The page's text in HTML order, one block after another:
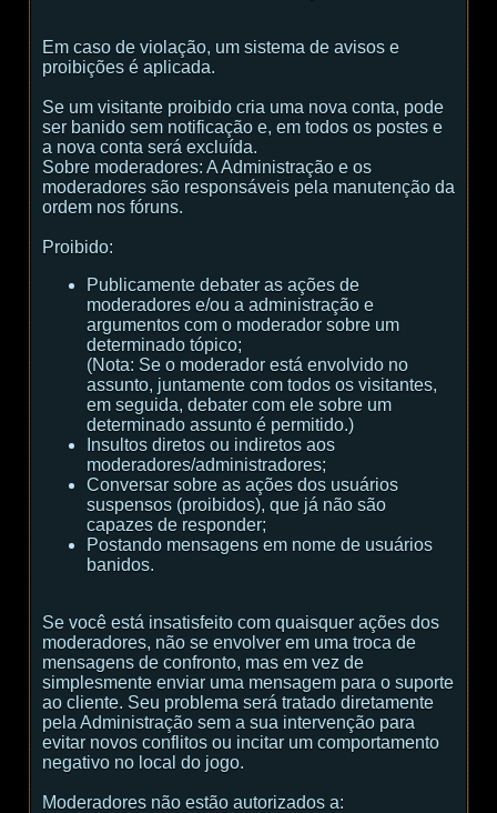
Em caso de violação, um sistema de avisos e
proibições é aplicada.
Se um visitante proibido cria uma nova conta, pode
ser banido sem notificação e, em todos os postes e
a nova conta será excluída.
Sobre moderadores: A Administração e os
moderadores são responsáveis ​​pela manutenção da
ordem nos fóruns.
Proibido:
Publicamente debater as ações de
moderadores e/ou a administração e
argumentos com o moderador sobre um
determinado tópico;
(Nota: Se o moderador está envolvido no
assunto, juntamente com todos os visitantes,
em seguida, debater com ele sobre um
determinado assunto é permitido.)
Insultos diretos ou indiretos aos
moderadores/administradores;
Conversar sobre as ações dos usuários
suspensos (proibidos), que já não são
capazes de responder;
Postando mensagens em nome de usuários
banidos.
Se você está insatisfeito com quaisquer ações dos
moderadores, não se envolver em uma troca de
mensagens de confronto, mas em vez de
simplesmente enviar uma mensagem para o suporte
ao cliente. Seu problema será tratado diretamente
pela Administração sem a sua intervenção para
evitar novos conflitos ou incitar um comportamento
negativo no local do jogo.
Moderadores não estão autorizados a: